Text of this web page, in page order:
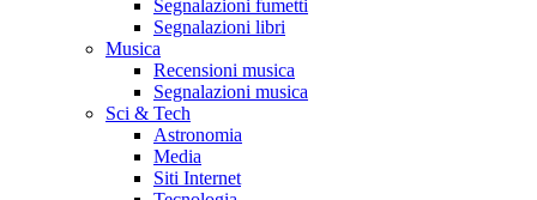
Segnalazioni fumetti
Segnalazioni libri
Musica
Recensioni musica
Segnalazioni musica
Sci & Tech
Astronomia
Media
Siti Internet